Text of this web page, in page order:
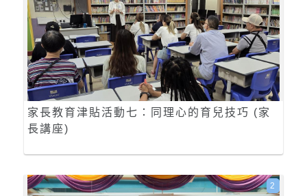
家長教育津貼活動七：同理心的育兒技巧 (家
長講座)
2